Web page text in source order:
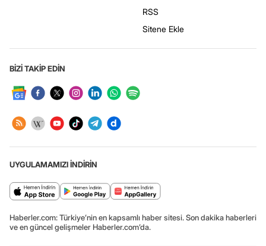
RSS
Sitene Ekle
BİZİ TAKİP EDİN
UYGULAMAMIZI İNDİRİN
Haberler.com: Türkiye’nin en kapsamlı haber sitesi. Son dakika haberleri
ve en güncel gelişmeler Haberler.com’da.